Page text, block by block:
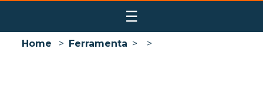
☰
Home > Ferramenta > >